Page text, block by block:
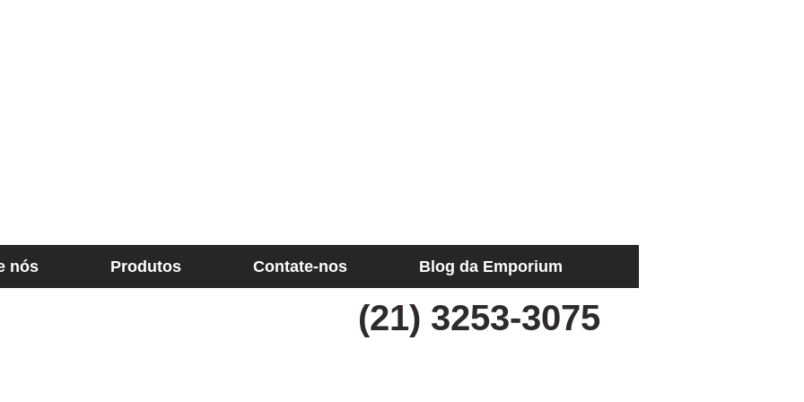
nós Produtos Contate-nos Blog da Emporium
(21) 3253-3075